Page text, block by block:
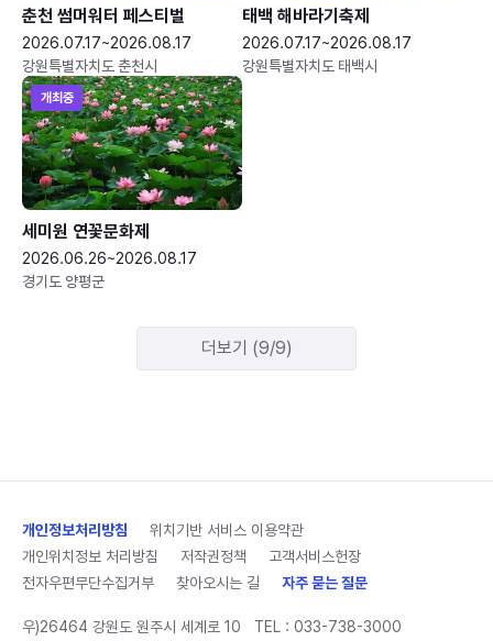
춘천 썸머워터 페스티벌
2026.07.17~2026.08.17
강원특별자치도 춘천시
태백 해바라기축제
2026.07.17~2026.08.17
강원특별자치도 태백시
개최중
세미원 연꽃문화제
2026.06.26~2026.08.17
경기도 양평군
더보기 (9/9)
개인정보처리방침
위치기반 서비스 이용약관
개인위치정보 처리방침
저작권정책
고객서비스헌장
전자우편무단수집거부
찾아오시는 길 자주 묻는 질문
우)26464 강원도 원주시 세계로 10 TEL : 033-738-3000